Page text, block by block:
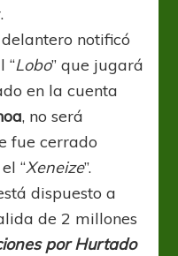
notificó
“Lobo” que jugará
en la cuenta
, no será
fue cerrado
“Xeneize”.
dispuesto a
de 2 millones
por Hurtado